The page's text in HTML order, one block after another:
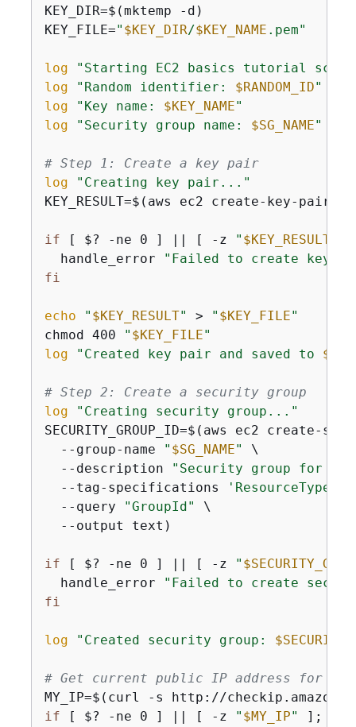
KEY_DIR=$(mktemp -d)
KEY_FILE=" $KEY_DIR/$KEY_NAME .pem"
log
"Starting EC2 basics tutorial
log
"Random identifier: $RANDOM_ID"
log
"Key name: $KEY_NAME"
log
"Security group name: $SG_NAME"
# Step 1: Create a key pair
log
"Creating key pair..."
KEY_RESULT=$(aws ec2 create-key-pair
if [ $? -ne 0 ] || [ -z " $KEY_RESULT
  handle_error
"Failed to create key
fi
echo " $KEY_RESULT" > " $KEY_FILE"
chmod 400
" $KEY_FILE"
log
"Created key pair and saved to
# Step 2: Create a security group
log
"Creating security group..."
SECURITY_GROUP_ID=$(aws ec2 create-
  --group-name
" $SG_NAME"
\
  --description
"Security group for
  --tag-specifications
  --query
"GroupId"
\
  --output text)
if [ $? -ne 0 ] || [ -z "
  handle_error
"Failed to create
fi
log "Created security group:
# Get current public IP address for SSH
if [ $? -ne 0 ] || [ -z " $MY_IP" ];